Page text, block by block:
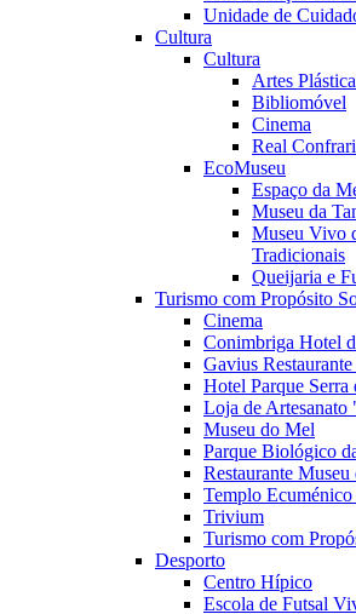
Unidade de
Cultura
Cultura
Artes
Bibliomóvel
Cinema
Real
EcoMuseu
Espaço da
Museu da
Museu Vivo
Tradicionais
Queijaria e
Turismo com Propósito
Cinema
Conimbriga Hotel
Gavius
Hotel Parque Serra
Loja de
Museu do Mel
Parque Biológico
Restaurante Museu
Templo
Trivium
Turismo com
Desporto
Centro Hípico
Escola de Futsal